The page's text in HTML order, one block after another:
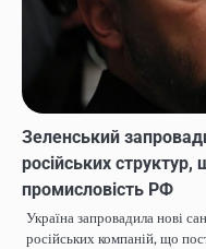
Зеленський
російських
промисловість РФ
Україна запровадила нові
російських компаній, що